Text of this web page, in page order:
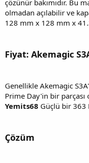
çözünür bakımıdır. Bu
olmadan açılabilir ve
128 mm x 128 mm x
Fiyat: Akemagic
Genellikle Akemagic
Prime Day'in bir
Yemits68 Güçlü bir 363
Çözüm